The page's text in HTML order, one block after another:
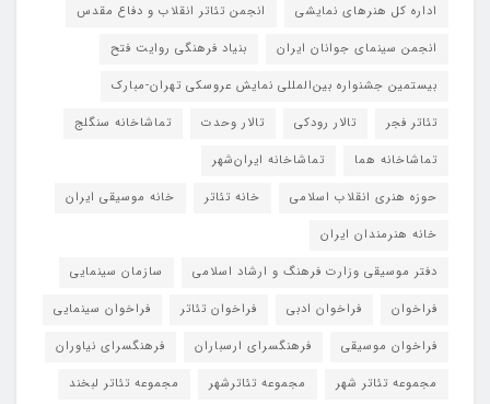
اداره کل هنرهای نمایشی
انجمن تئاتر انقلاب و دفاع مقدس
انجمن سینمای جوانان ایران
بنیاد فرهنگی روایت فتح
بیستمین جشنواره بین‌المللی نمایش عروسکی تهران-مبارک
تئاتر فجر
تالار رودکی تالار وحدت
تماشاخانه سنگلج
تماشاخانه هما
تماشاخانه‌ ایران‌شهر
حوزه هنری انقلاب اسلامی
خانه تئاتر
خانه موسیقی ایران
خانه هنرمندان ایران
دفتر موسیقی وزارت فرهنگ و ارشاد اسلامی
سازمان سینمایی
فراخوان
فراخوان ادبی فراخوان تئاتر
فراخوان سینمایی
فراخوان موسیقی
فرهنگسرای ارسباران
فرهنگسرای نیاوران
مجموعه تئاتر شهر
مجموعه تئاترشهر
مجموعه تئاتر لبخند